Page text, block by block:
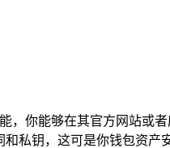
，你能够在其官方网站或
私钥，这可是你钱包资产